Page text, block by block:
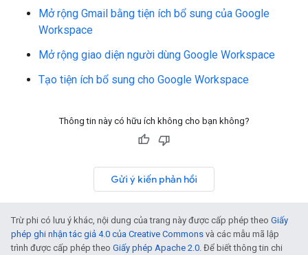
Mở rộng Gmail bằng tiện ích bổ sung của Google
Workspace
Mở rộng giao diện người dùng Google Workspace
Tạo tiện ích bổ sung cho Google Workspace
Thông tin này có hữu ích không cho bạn không?
Gửi ý kiến phản hồi
Trừ phi có lưu ý khác, nội dung của trang này được cấp phép theo Giấy
phép ghi nhận tác giả 4.0 của Creative Commons và các mẫu mã lập
trình được cấp phép theo Giấy phép Apache 2.0 . Để biết thông tin chi